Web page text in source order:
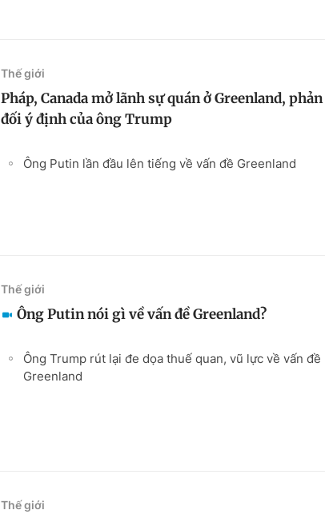
Thế giới
Pháp, Canada mở lãnh sự quán ở Greenland, phản
đối ý định của ông Trump
Ông Putin lần đầu lên tiếng về vấn đề Greenland
Thế giới
Ông Putin nói gì về vấn đề Greenland?
Ông Trump rút lại đe dọa thuế quan, vũ lực về vấn đề
Greenland
Thế giới